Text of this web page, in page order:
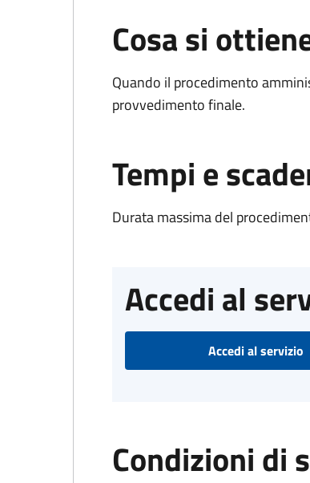
Cosa si
Quando il procedimento
provvedimento finale.
Tempi e
Durata massima del
Accedi al
Accedi al servizio
Condizioni di